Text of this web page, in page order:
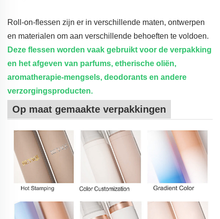
Roll-on-flessen zijn er in verschillende maten, ontwerpen
en materialen om aan verschillende behoeften te voldoen.
Deze flessen worden vaak gebruikt voor de verpakking
en het afgeven van parfums, etherische oliën,
aromatherapie-mengsels, deodorants en andere
verzorgingsproducten.
Op maat gemaakte verpakkingen